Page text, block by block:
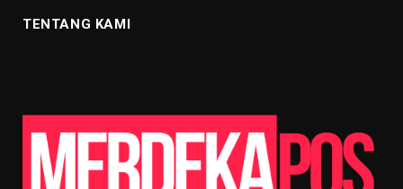
TENTANG KAMI